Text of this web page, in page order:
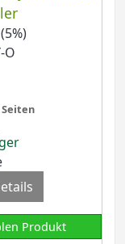
O
Seiten
Produkt